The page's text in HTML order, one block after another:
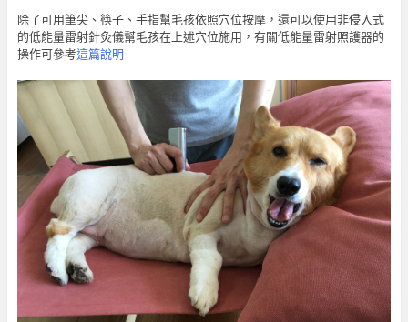
除了可用筆尖、筷子、手指幫毛孩依照穴位按摩，還可以使用非侵入式
的低能量雷射針灸儀幫毛孩在上述穴位施用，有關低能量雷射照護器的
操作可參考這篇說明